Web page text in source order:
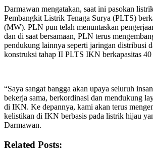
Darmawan mengatakan, saat ini pasokan
Pembangkit Listrik Tenaga Surya (PLTS)
(MW). PLN pun telah menuntaskan
dan di saat bersamaan, PLN terus
pendukung lainnya seperti jaringan distribusi
konstruksi tahap II PLTS IKN berkapasitas
“Saya sangat bangga akan upaya seluruh
bekerja sama, berkordinasi dan mendukung
di IKN. Ke depannya, kami akan terus
kelistikan di IKN berbasis pada listrik hijau
Darmawan.
Related Posts: